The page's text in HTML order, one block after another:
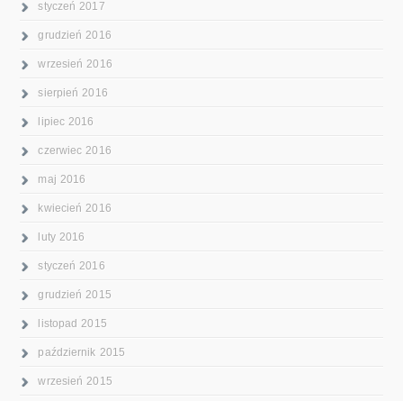
styczeń 2017
grudzień 2016
wrzesień 2016
sierpień 2016
lipiec 2016
czerwiec 2016
maj 2016
kwiecień 2016
luty 2016
styczeń 2016
grudzień 2015
listopad 2015
październik 2015
wrzesień 2015